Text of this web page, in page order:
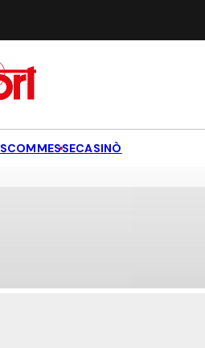
SCOMMESSECASINÒ